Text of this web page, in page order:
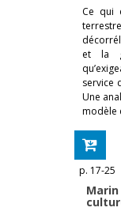
Ce qui
et la
service
Une
modèle
p. 17-25
Marin